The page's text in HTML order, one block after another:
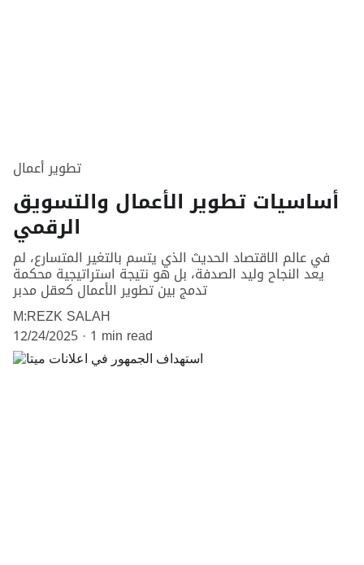
تطوير أعمال
أساسيات تطوير الأعمال والتسويق
الرقمي
في عالم الاقتصاد الحديث الذي يتسم بالتغير المتسارع، لم
يعد النجاح وليد الصدفة، بل هو نتيجة استراتيجية محكمة
تدمج بين تطوير الأعمال كعقل مدبر
M:REZK SALAH
12/24/2025 1 min read